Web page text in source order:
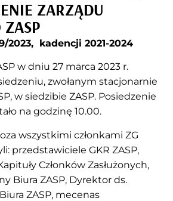
ZARZĄDU
2023, kadencji 2021-2024
w dniu 27 marca 2023 r.
zwołanym stacjonarnie
w siedzibie ZASP. Posiedzenie
na godzinę 10.00.
wszystkimi członkami ZG
przedstawiciele GKR ZASP,
Członków Zasłużonych,
Biura ZASP, Dyrektor ds.
ZASP, mecenas